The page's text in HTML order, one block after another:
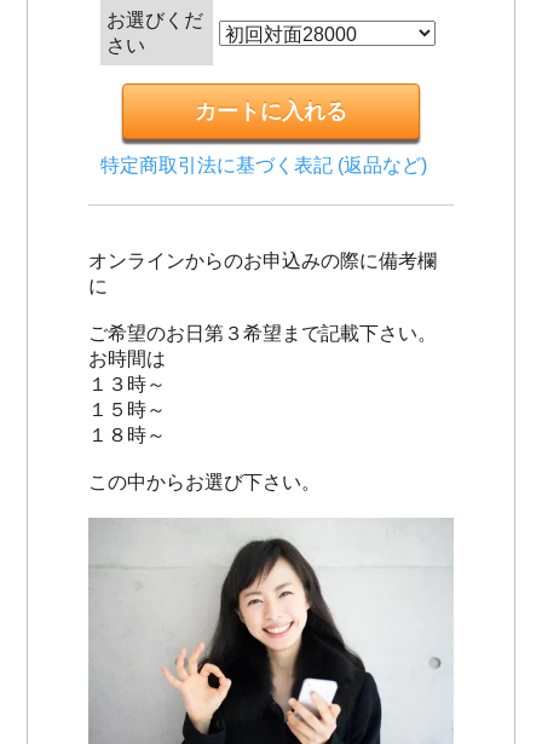
お選びくだ
さい
特定商取引法に基づく表記 (返品など)
オンラインからのお申込みの際に備考欄
に
ご希望のお日第３希望まで記載下さい。
お時間は
１３時～
１５時～
１８時～
この中からお選び下さい。